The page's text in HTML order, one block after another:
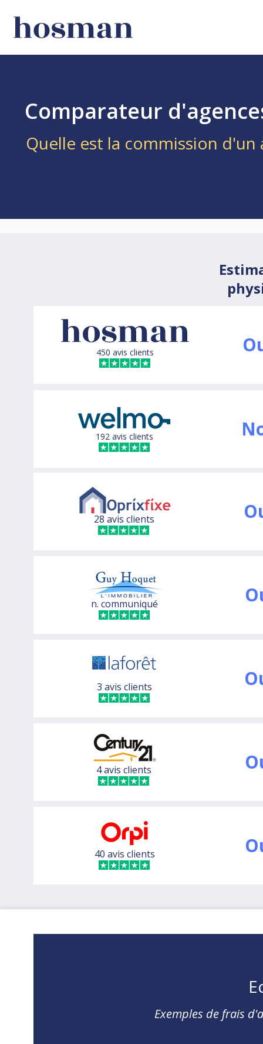
Comparateur
Quelle est la commission
Exemples de frais
450 avis clients
192 avis clients
28 avis clients
n. communiqué
3 avis clients
4 avis clients
40 avis clients